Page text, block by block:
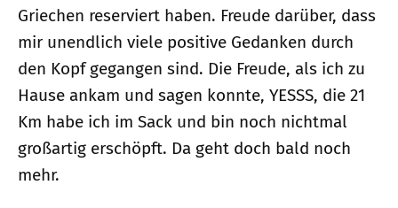
Griechen reserviert haben. Freude darüber, dass
mir unendlich viele positive Gedanken durch
den Kopf gegangen sind. Die Freude, als ich zu
Hause ankam und sagen konnte, YESSS, die 21
Km habe ich im Sack und bin noch nichtmal
großartig erschöpft. Da geht doch bald noch
mehr.